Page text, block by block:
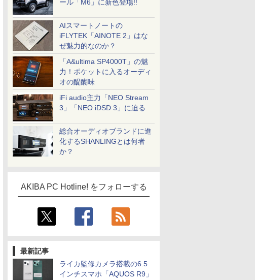
ール「M6」に新色登場!!
AIスマートノートの
iFLYTEK「AINOTE 2」はな
ぜ魅力的なのか？
「A&ultima SP4000T」の魅
力！ポケットに入るオーディ
オの醍醐味
iFi audio主力「NEO Stream
3」「NEO iDSD 3」に迫る
総合オーディオブランドに進
化するSHANLINGとは何者
か？
AKIBA PC Hotline! をフォローする
最新記事
ライカ監修カメラ搭載の6.5
インチスマホ「AQUOS R9」